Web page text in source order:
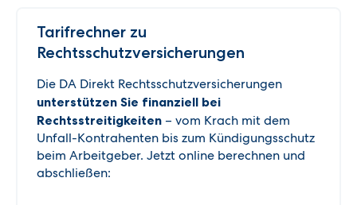
Tarifrechner zu
Rechtsschutzversicherungen
Die DA Direkt Rechtsschutzversicherungen
unterstützen Sie finanziell bei
Rechtsstreitigkeiten – vom Krach mit dem
Unfall-Kontrahenten bis zum Kündigungsschutz
beim Arbeitgeber. Jetzt online berechnen und
abschließen: